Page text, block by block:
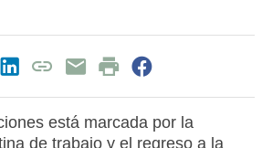
está marcada por la
de trabajo y el regreso a la